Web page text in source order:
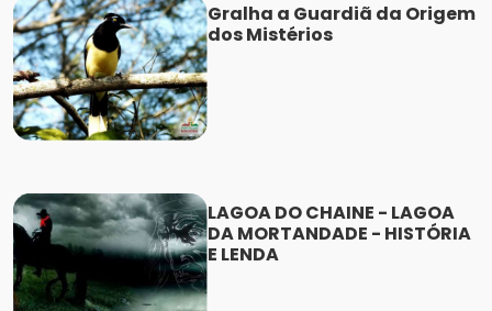
Gralha a Guardiã da Origem
dos Mistérios
LAGOA DO CHAINE - LAGOA
DA MORTANDADE - HISTÓRIA
E LENDA